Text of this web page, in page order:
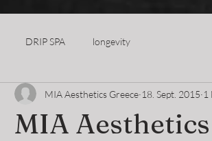
DRIP SPA longevity
MIA
MIA Aesthetics Greece 18. Sept. 2015 1